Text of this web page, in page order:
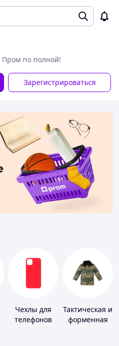
Пром по полной!
Зарегистрироваться
Чехлы для
телефонов
Тактическая и
форменная